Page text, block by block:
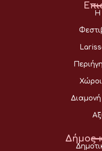
Η
Χώροι
Δήμος